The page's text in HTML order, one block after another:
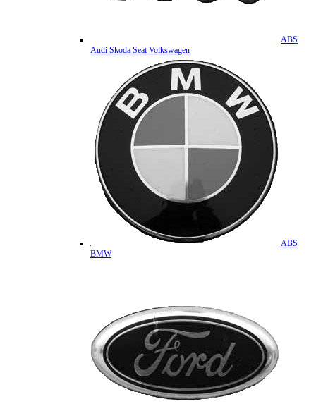
ABS
Audi Skoda Seat Volkswagen
ABS
BMW